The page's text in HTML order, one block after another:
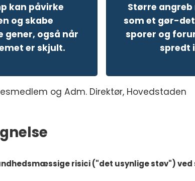
kan påvirke
og skabe
også når
er skjult.
Større
som et gør-
sporer og
spredt
og Adm. Direktør, Hovedstaden
risici ("det usynlige støv")